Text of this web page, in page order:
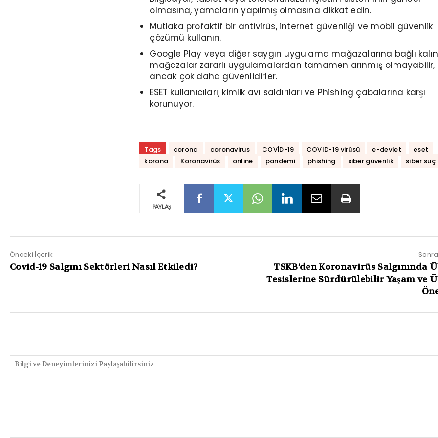
olmasına, yamaların yapılmış olmasına dikkat edin.
Mutlaka profaktif bir antivirüs, internet güvenliği ve mobil güvenlik
çözümü kullanın.
Google Play veya diğer saygın uygulama mağazalarına bağlı
mağazalar zararlı uygulamalardan tamamen arınmış olmayabilir,
ancak çok daha güvenlidirler.
ESET kullanıcıları, kimlik avı saldırıları ve Phishing çabalarına karşı
korunuyor.
Tags corona coronavirus COVİD-19 COVID-19 virüsü e-devlet
eset
korona
Koronavirüs online pandemi phishing siber güvenlik siber suç
PAYLAŞ
Önceki İçerik
Covid-19 Salgını Sektörleri Nasıl Etkiledi?
TSKB’den Koronavirüs Salgınında
Tesislerine Sürdürülebilir Yaşam ve